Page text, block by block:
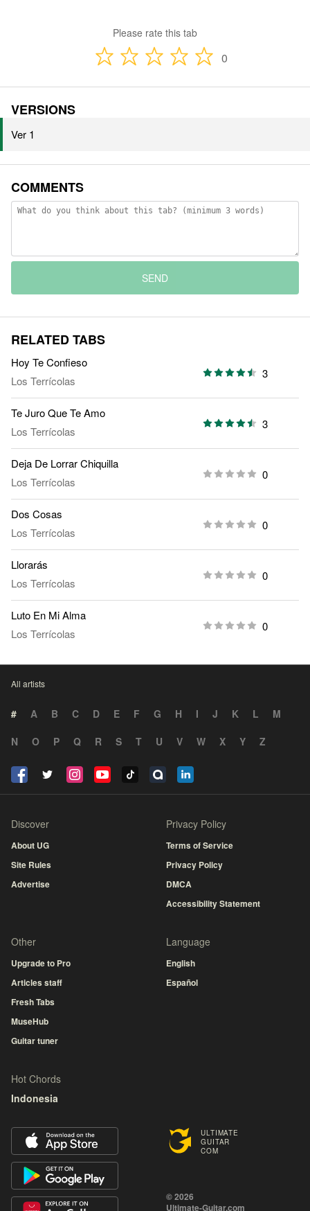
Please rate this tab
0
VERSIONS
Ver 1
COMMENTS
SEND
RELATED TABS
Hoy Te Confieso
Los Terrícolas
3
Te Juro Que Te Amo
Los Terrícolas
3
Deja De Lorrar Chiquilla
Los Terrícolas
0
Dos Cosas
Los Terrícolas
0
Llorarás
Los Terrícolas
0
Luto En Mi Alma
Los Terrícolas
0
All artists
# A B C D E F G H I J K L
M
N
O P Q R S T U V W X Y Z
ULTIMATE
GUITAR
COM
© 2026
Ultimate-Guitar.com
Discover
About UG
Site Rules
Advertise
Privacy Policy
Terms of Service
Privacy Policy
DMCA
Accessibility Statement
Other
Upgrade to Pro
Articles staff
Fresh Tabs
MuseHub
Guitar tuner
Language
English
Español
Hot Chords
Indonesia